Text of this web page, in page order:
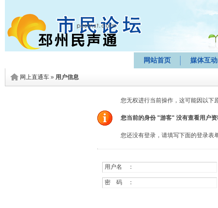
网站首页 媒体互动
网上直通车 » 用户信息
您无权进行当前操作，这可能因以下
您当前的身份 "游客" 没有查看用户
您还没有登录，请填写下面的登录表
用户名 ：
密 码 ：